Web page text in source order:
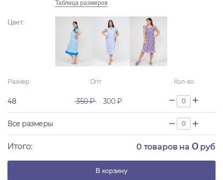
Таблица размеров
Цвет:
Размер Опт Кол-во
48 350 ₽ 300 ₽
Все размеры
Итого: 0 товаров на 0руб
В корзину